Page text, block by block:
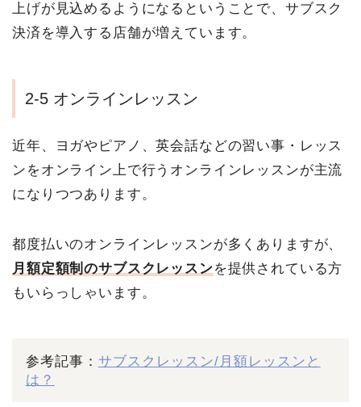
上げが見込めるようになるということで、サブスク
決済を導入する店舗が増えています。
2-5 オンラインレッスン
近年、ヨガやピアノ、英会話などの習い事・レッス
ンをオンライン上で行うオンラインレッスンが主流
になりつつあります。
都度払いのオンラインレッスンが多くありますが、
月額定額制のサブスクレッスンを提供されている方
もいらっしゃいます。
参考記事： サブスクレッスン/月額レッスンと
は？